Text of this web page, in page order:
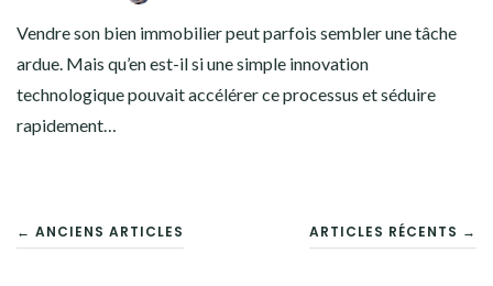
Vendre son bien immobilier peut parfois sembler une tâche
ardue. Mais qu’en est-il si une simple innovation
technologique pouvait accélérer ce processus et séduire
rapidement…
NAVIGATION
← ANCIENS ARTICLES ARTICLES RÉCENTS →